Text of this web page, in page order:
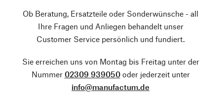
Ob Beratung, Ersatzteile oder Sonderwünsche - all
Ihre Fragen und Anliegen behandelt unser
Customer Service persönlich und fundiert.
Sie erreichen uns von Montag bis Freitag unter der
Nummer 02309 939050oder jederzeit unter
info@manufactum.de